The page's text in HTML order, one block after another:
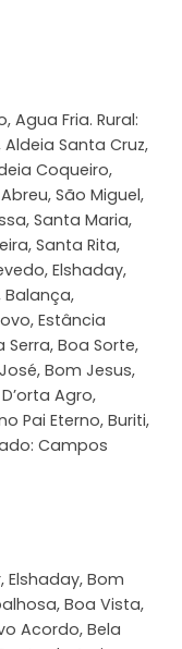
Agua Fria. Rural:
Santa Cruz,
Coqueiro,
São Miguel,
Santa Maria,
Santa Rita,
Elshaday,
Balança,
Estância
Boa Sorte,
Bom Jesus,
Agro,
Pai Eterno, Buriti,
Campos
Elshaday, Bom
Boa Vista,
Acordo, Bela